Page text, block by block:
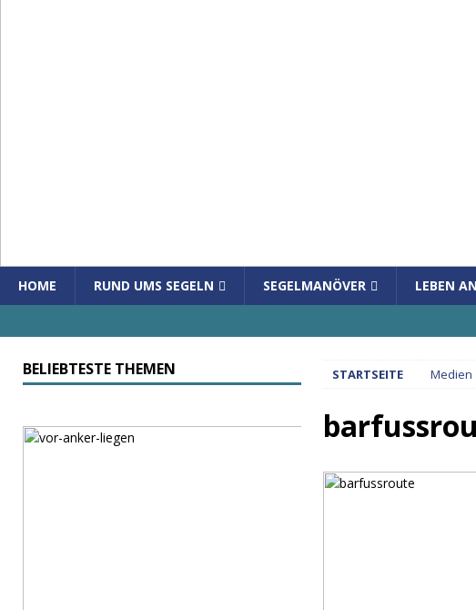
HOME RUND UMS SEGELN SEGELMANÖVER LEBEN
STARTSEITE Medien
BELIEBTESTE THEMEN